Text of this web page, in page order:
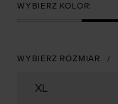
WYBIERZ KOLOR:
WYBIERZ ROZMIAR
XL